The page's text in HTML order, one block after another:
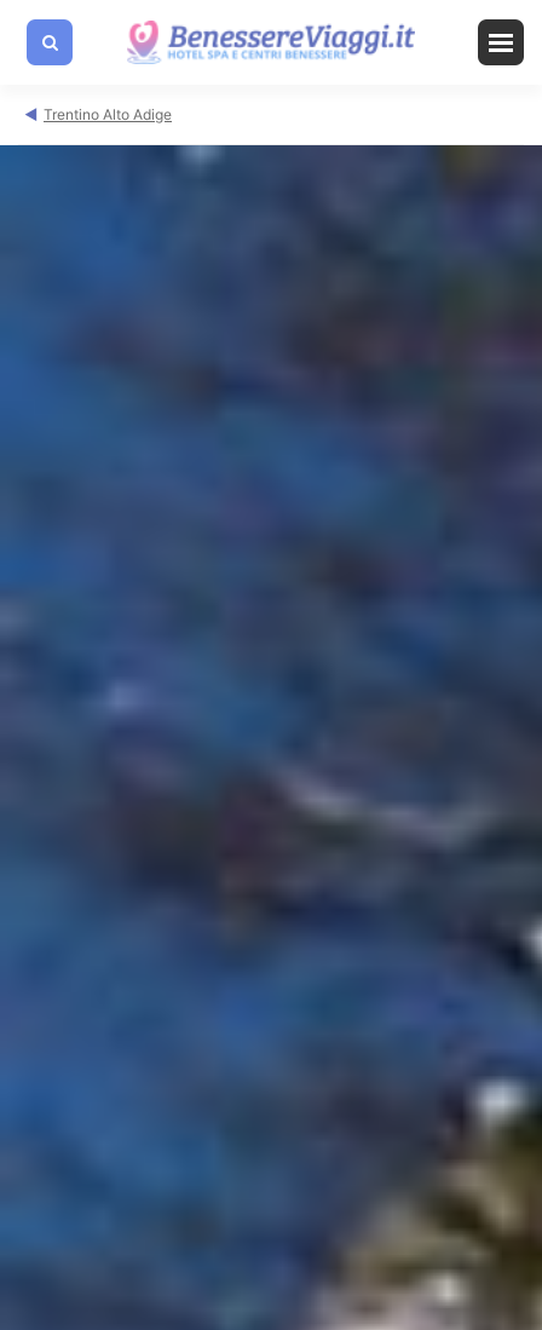
Trentino Alto Adige